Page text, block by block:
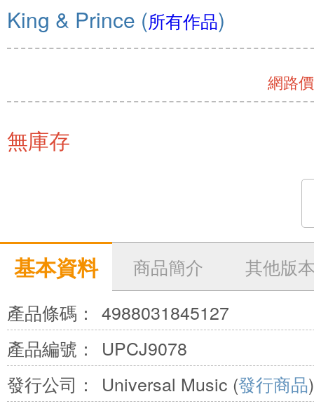
King & Prince (所有作品)
網路
無庫存
基本資料 商品簡介
其他版
產品條碼： 4988031845127
產品編號：
UPCJ9078
發行公司：
Universal Music (發行商品)